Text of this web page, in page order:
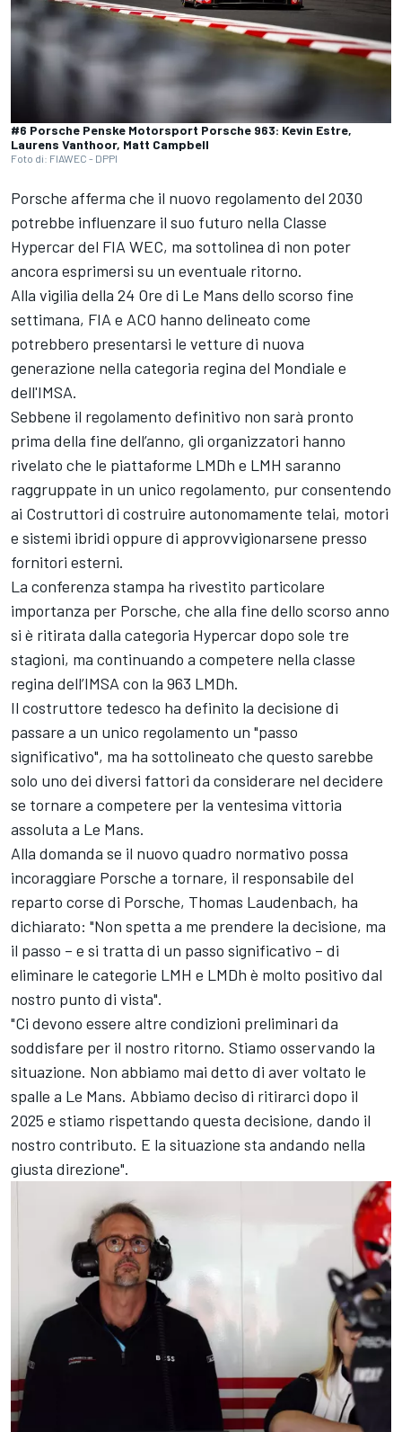
#6 Porsche Penske Motorsport Porsche 963: Kevin Estre,
Laurens Vanthoor, Matt Campbell
Foto di: FIAWEC - DPPI
Porsche afferma che il nuovo regolamento del 2030
potrebbe influenzare il suo futuro nella Classe
Hypercar del FIA WEC, ma sottolinea di non poter
ancora esprimersi su un eventuale ritorno.
Alla vigilia della 24 Ore di Le Mans dello scorso fine
settimana, FIA e ACO hanno delineato come
potrebbero presentarsi le vetture di nuova
generazione nella categoria regina del Mondiale e
dell'IMSA.
Sebbene il regolamento definitivo non sarà pronto
prima della fine dell’anno, gli organizzatori hanno
rivelato che le piattaforme LMDh e LMH saranno
raggruppate in un unico regolamento, pur consentendo
ai Costruttori di costruire autonomamente telai, motori
e sistemi ibridi oppure di approvvigionarsene presso
fornitori esterni.
La conferenza stampa ha rivestito particolare
importanza per Porsche, che alla fine dello scorso anno
si è ritirata dalla categoria Hypercar dopo sole tre
stagioni, ma continuando a competere nella classe
regina dell’IMSA con la 963 LMDh.
Il costruttore tedesco ha definito la decisione di
passare a un unico regolamento un "passo
significativo", ma ha sottolineato che questo sarebbe
solo uno dei diversi fattori da considerare nel decidere
se tornare a competere per la ventesima vittoria
assoluta a Le Mans.
Alla domanda se il nuovo quadro normativo possa
incoraggiare Porsche a tornare, il responsabile del
reparto corse di Porsche, Thomas Laudenbach, ha
dichiarato: "Non spetta a me prendere la decisione, ma
il passo – e si tratta di un passo significativo – di
eliminare le categorie LMH e LMDh è molto positivo dal
nostro punto di vista".
"Ci devono essere altre condizioni preliminari da
soddisfare per il nostro ritorno. Stiamo osservando la
situazione. Non abbiamo mai detto di aver voltato le
spalle a Le Mans. Abbiamo deciso di ritirarci dopo il
2025 e stiamo rispettando questa decisione, dando il
nostro contributo. E la situazione sta andando nella
giusta direzione".